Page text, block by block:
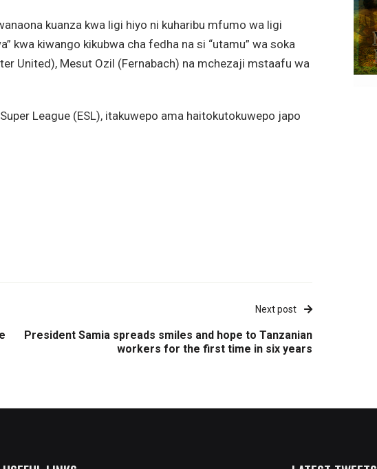
kuanza kwa ligi hiyo ni kuharibu mfumo wa ligi
kwa kiwango kikubwa cha fedha na si “utamu” wa soka
United), Mesut Ozil (Fernabach) na mchezaji mstaafu wa
League (ESL), itakuwepo ama haitokutokuwepo japo
Next post
President Samia spreads smiles and hope to Tanzanian
workers for the first time in six years